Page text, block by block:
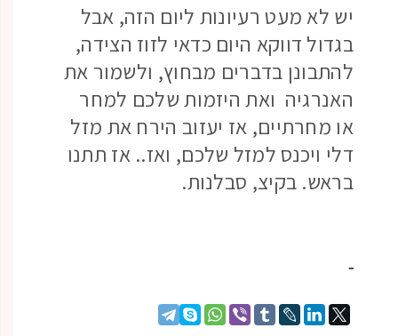
יש לא מעט רעיונות ליום הזה, אבל
בגדול דווקא היום כדאי לזוז הצידה,
להתבונן בדברים מבחוץ, ולשמור את
האנרגיה ואת היזמות שלכם למחר
או מחרתיים, אז יעזוב הירח את מזל
דלי ויכנס למזל שלכם, ואז.. אז תתנו
בראש. בקיצ, סבלנות.